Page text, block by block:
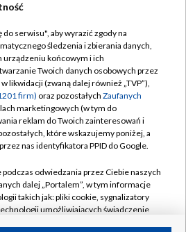
TVP
TVP
prywatności
Moje zgody
Pomoc
Kontakt
serwisu", aby wyrazić zgody na
śledzenia i zbierania danych,
urządzeniu końcowym i ich
Twoich danych osobowych przez
likwidacji (zwaną dalej również „TVP”),
firm) oraz pozostałych Zaufanych
marketingowych (w tym do
reklam do Twoich zainteresowań i
które wskazujemy poniżej, a
nas identyfikatora PPID do Google.
odwiedzania przez Ciebie naszych
dalej „Portalem”, w tym informacje
takich jak: pliki cookie, sygnalizatory
umożliwiających świadczenie